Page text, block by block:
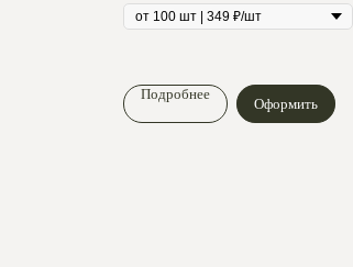
Подробнее
Оформить